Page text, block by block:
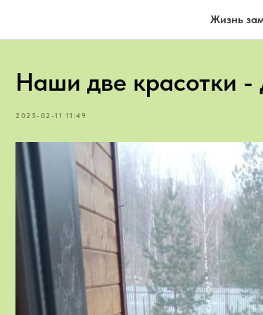
Жизнь
Наши две красотки
2025-02-11 11:49